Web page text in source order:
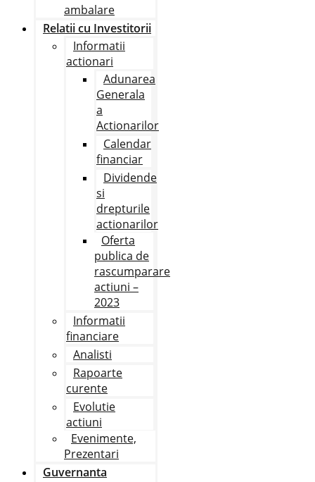
ambalare
Relatii cu Investitorii
Informatii
actionari
Adunarea
Generala
a
Actionarilor
Calendar
financiar
Dividende
si
drepturile
actionarilor
Oferta
publica de
rascumparare
actiuni –
2023
Informatii
financiare
Analisti
Rapoarte
curente
Evolutie
actiuni
Evenimente,
Prezentari
Guvernanta